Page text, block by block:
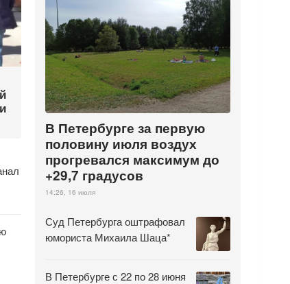
В Петербурге за первую
половину июля воздух
прогревался максимум до
+29,7 градусов
14:26, 16 июля
Суд Петербурга оштрафовал
юмориста Михаила Шаца*
В Петербурге с 22 по 28 июня